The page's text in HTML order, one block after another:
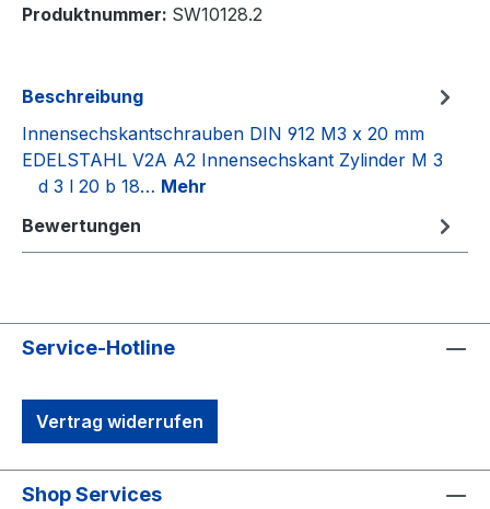
Produktnummer: SW10128.2
Beschreibung
Innensechskantschrauben DIN 912 M3 x 20 mm
EDELSTAHL V2A A2 Innensechskant Zylinder M 3
d 3 l 20 b 18… Mehr
Bewertungen
Service-Hotline
Vertrag widerrufen
Shop Services